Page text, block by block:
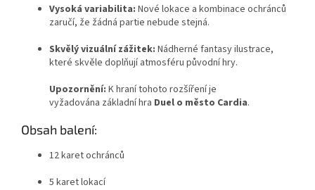
Vysoká variabilita: Nové lokace a kombinace ochránců
zaručí, že žádná partie nebude stejná.
Skvělý vizuální zážitek: Nádherné fantasy ilustrace,
které skvěle doplňují atmosféru původní hry.
Upozornění: K hraní tohoto rozšíření je
vyžadována základní hra Duel o město Cardia.
Obsah balení:
12 karet ochránců
5 karet lokací